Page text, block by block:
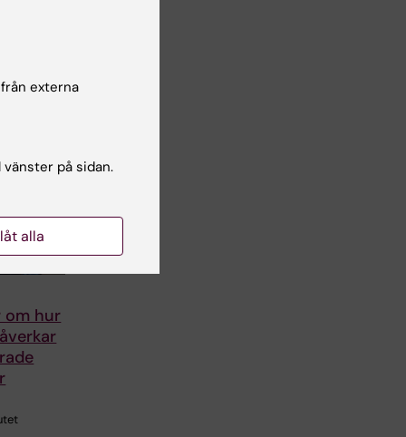
om hur
externa
på sidan.
alla